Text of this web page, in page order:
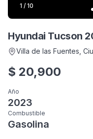
1 / 10
Hyundai Tucson
Villa de las Fuentes ,
$ 20,900
Año
2023
Combustible
Gasolina